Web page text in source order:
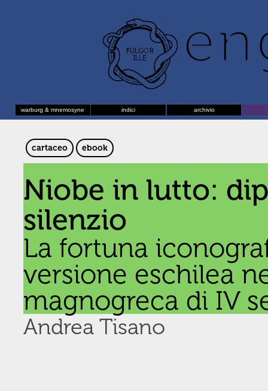
warburg & mnemosyne indici archivio
cartaceo ebook
Niobe in lutto:
silenzio
La fortuna
versione eschilea
magnogreca di IV
Andrea Tisano